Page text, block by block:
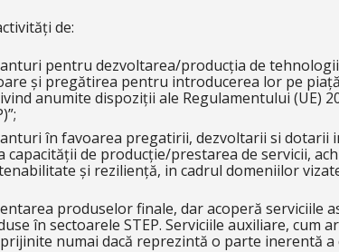
de:
pentru dezvoltarea/producția de
și pregătirea pentru introducerea lor pe
anumite dispoziții ale Regulamentului (UE)
în favoarea pregatirii, dezvoltarii si
capacității de producție/prestarea de servicii,
și reziliență, in cadrul domeniilor
produselor finale, dar acoperă serviciile
în sectoarele STEP. Serviciile auxiliare, cum
numai dacă reprezintă o parte inerentă